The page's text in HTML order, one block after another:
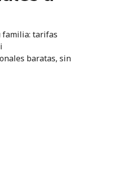
familia: tarifas
baratas, sin